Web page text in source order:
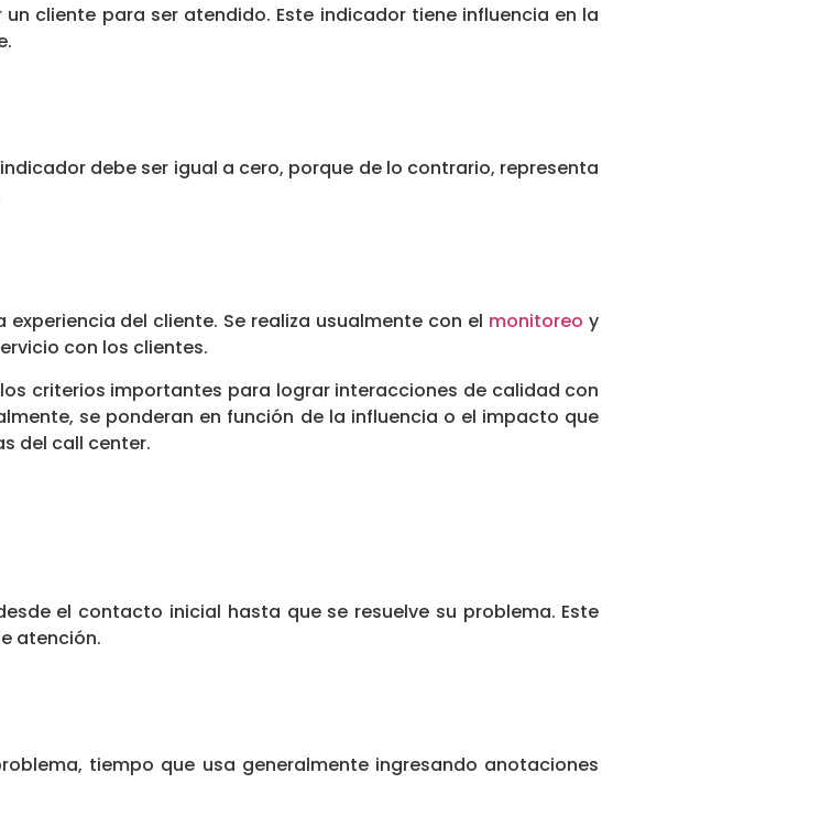
cliente para ser atendido. Este indicador tiene influencia en la
debe ser igual a cero, porque de lo contrario, representa
del cliente. Se realiza usualmente con el monitoreo y
con los clientes.
criterios importantes para lograr interacciones de calidad con
se ponderan en función de la influencia o el impacto que
del call center.
el contacto inicial hasta que se resuelve su problema. Este
atención.
tiempo que usa generalmente ingresando anotaciones